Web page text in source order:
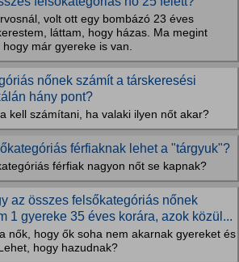
volt ott egy bombázó 23 éves
láttam, hogy házas. Ma megint
már gyereke is van.
nőnek számít a társkeresési
hány pont?
kell számítani, ha valaki ilyen nőt akar?
férfiaknak lehet a "tárgyuk"?
férfiak nagyon nőt se kapnak?
az összes felsőkategóriás nőnek
1 gyereke 35 éves korára, azok közül...
nők, hogy ők soha nem akarnak gyereket és
hogy hazudnak?